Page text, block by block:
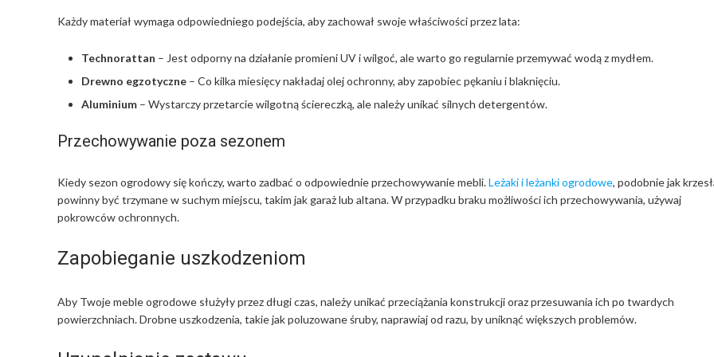
Każdy materiał wymaga odpowiedniego podejścia, aby zachował swoje właściwości przez lata:
Technorattan – Jest odporny na działanie promieni UV i wilgoć, ale warto go regularnie przemywać wodą z mydłem.
Drewno egzotyczne – Co kilka miesięcy nakładaj olej ochronny, aby zapobiec pękaniu i blaknięciu.
Aluminium – Wystarczy przetarcie wilgotną ściereczką, ale należy unikać silnych detergentów.
Przechowywanie poza sezonem
Kiedy sezon ogrodowy się kończy, warto zadbać o odpowiednie przechowywanie mebli.Leżaki i leżanki ogrodowe, podobnie jak
powinny być trzymane w suchym miejscu, takim jak garaż lub altana. W przypadku braku możliwości ich przechowywania, używaj
pokrowców ochronnych.
Zapobieganie uszkodzeniom
Aby Twoje meble ogrodowe służyły przez długi czas, należy unikać przeciążania konstrukcji oraz przesuwania ich po twardych
powierzchniach. Drobne uszkodzenia, takie jak poluzowane śruby, naprawiaj od razu, by uniknąć większych problemów.